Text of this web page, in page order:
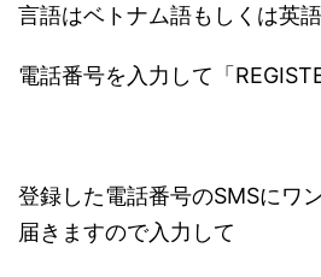
言語はベトナム語もしくは英語
電話番号を入力して「
登録した電話番号のSMSにワ
届きますので入力して